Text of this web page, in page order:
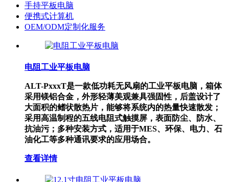
手持平板电脑
便携式计算机
OEM/ODM定制化服务
电阻工业平板电脑
ALT-PxxxT是一款低功耗无风扇的工业平板电脑，箱体
采用镁铝合金，外形轻薄美观兼具强固性，后盖设计了
大面积的鳍状散热片，能够将系统内的热量快速散发；
采用高温制程的五线电阻式触摸屏，表面防尘、防水、
抗油污；多种安装方式，适用于MES、环保、电力、石
油化工等多种通讯要求的应用场合。
查看详情